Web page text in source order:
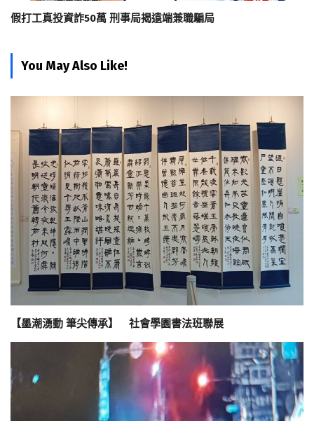
假打工真投資詐50萬 刑事局揭遠端兼職騙局
You May Also Like!
【墨潮湧動 筆尖傳承】 社會學園書法班聯展